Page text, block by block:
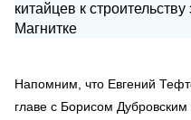
Напомним, что Евгений
главе с Борисом